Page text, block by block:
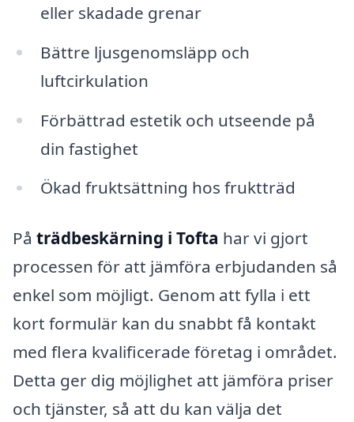
eller skadade grenar
Bättre ljusgenomsläpp och
luftcirkulation
Förbättrad estetik och utseende på
din fastighet
Ökad fruktsättning hos fruktträd
På trädbeskärning i Tofta har vi gjort
processen för att jämföra erbjudanden så
enkel som möjligt. Genom att fylla i ett
kort formulär kan du snabbt få kontakt
med flera kvalificerade företag i området.
Detta ger dig möjlighet att jämföra priser
och tjänster, så att du kan välja det